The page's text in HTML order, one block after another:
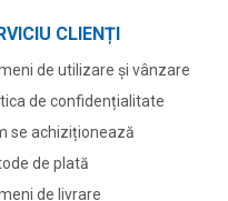
CLIENȚI
de utilizare și vânzare
de confidențialitate
se achiziționează
de plată
de livrare